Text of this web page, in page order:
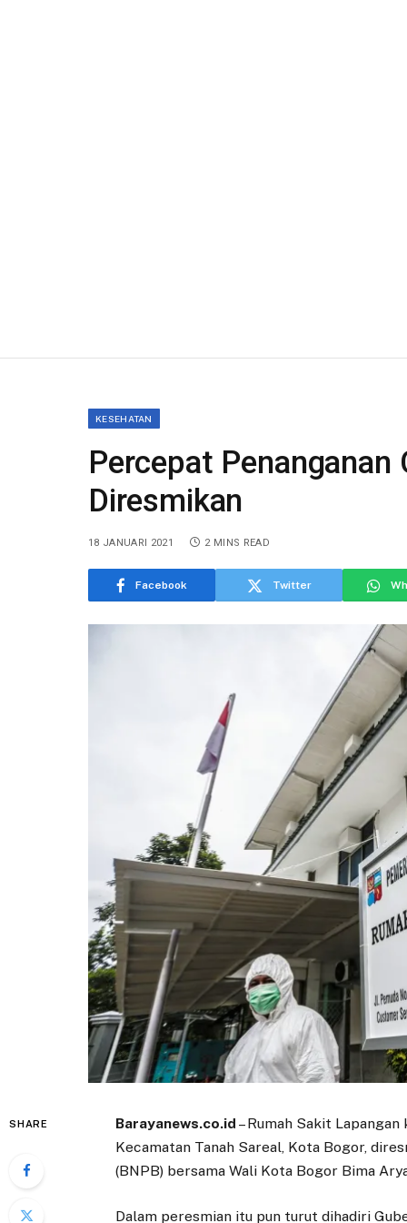
KESEHATAN
Percepat Penanganan
Diresmikan
18 JANUARI 2021 2 MINS READ
Facebook Twitter
SHARE Barayanews.co.id – Rumah Sakit Lapangan
Kecamatan Tanah Sareal, Kota Bogor,
(BNPB) bersama Wali Kota Bogor Bima
Dalam peresmian itu pun turut dihadiri